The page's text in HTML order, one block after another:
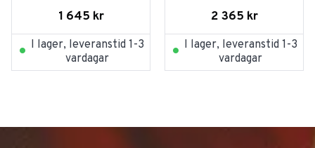
1 645 kr
I lager, leveranstid 1-3
vardagar
2 365 kr
I lager, leveranstid 1-3
vardagar